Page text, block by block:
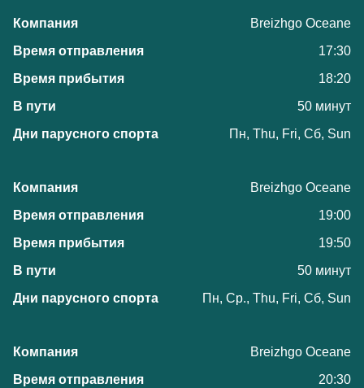
Breizhgo Oceane
17:30
18:20
50 минут
Пн, Thu, Fri, Сб, Sun
Breizhgo Oceane
19:00
19:50
50 минут
Пн, Ср., Thu, Fri, Сб, Sun
Breizhgo Oceane
20:30